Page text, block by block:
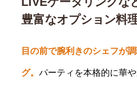
豊富なオプション料
目の前で腕利きのシェフが
グ。 パーティを本格的に華